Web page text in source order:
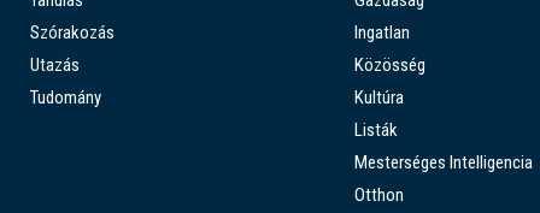
Szórakozás
Utazás
Tudomány
Ingatlan
Közösség
Kultúra
Listák
Mesterséges Intelligencia
Otthon